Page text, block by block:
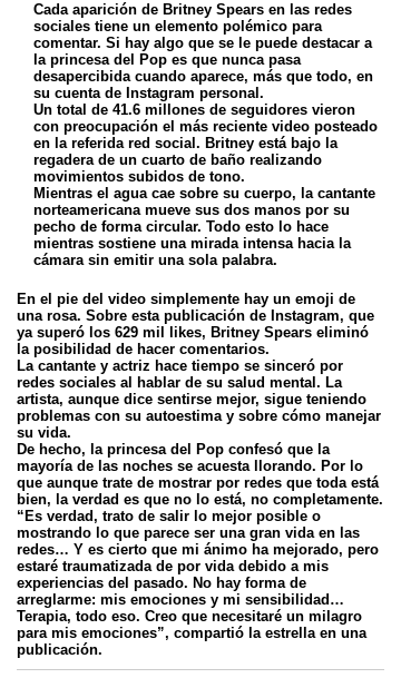
Cada aparición de Britney Spears en las redes
sociales tiene un elemento polémico para
comentar. Si hay algo que se le puede destacar a
la princesa del Pop es que nunca pasa
desapercibida cuando aparece, más que todo, en
su cuenta de Instagram personal.
Un total de 41.6 millones de seguidores vieron
con preocupación el más reciente video posteado
en la referida red social. Britney está bajo la
regadera de un cuarto de baño realizando
movimientos subidos de tono.
Mientras el agua cae sobre su cuerpo, la cantante
norteamericana mueve sus dos manos por su
pecho de forma circular. Todo esto lo hace
mientras sostiene una mirada intensa hacia la
cámara sin emitir una sola palabra.
En el pie del video simplemente hay un emoji de
una rosa. Sobre esta publicación de Instagram, que
ya superó los 629 mil likes, Britney Spears eliminó
la posibilidad de hacer comentarios.
La cantante y actriz hace tiempo se sinceró por
redes sociales al hablar de su salud mental. La
artista, aunque dice sentirse mejor, sigue teniendo
problemas con su autoestima y sobre cómo manejar
su vida.
De hecho, la princesa del Pop confesó que la
mayoría de las noches se acuesta llorando. Por lo
que aunque trate de mostrar por redes que toda está
bien, la verdad es que no lo está, no completamente.
“Es verdad, trato de salir lo mejor posible o
mostrando lo que parece ser una gran vida en las
redes… Y es cierto que mi ánimo ha mejorado, pero
estaré traumatizada de por vida debido a mis
experiencias del pasado. No hay forma de
arreglarme: mis emociones y mi sensibilidad…
Terapia, todo eso. Creo que necesitaré un milagro
para mis emociones”, compartió la estrella en una
publicación.